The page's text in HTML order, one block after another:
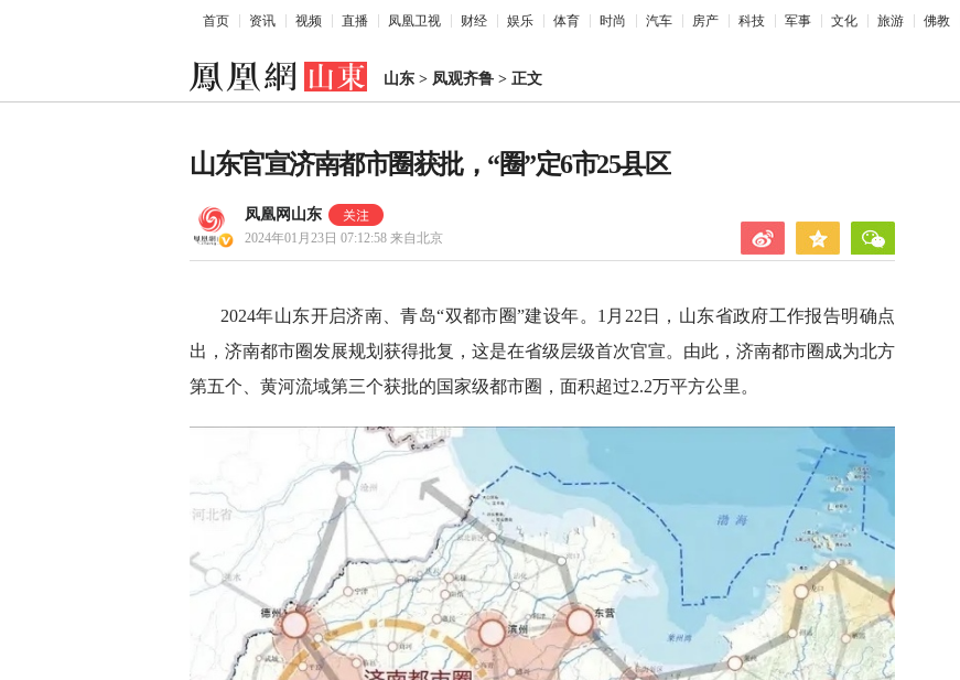
首页 资讯 视频 直播 凤凰卫视 财经 娱乐 体育 时尚 汽车 房产 科技 军事 文化 旅游 佛教
山东 > 凤观齐鲁 > 正文
山东官宣济南都市圈获批，“圈”定6市25县区
凤凰网山东
2024年01月23日 07:12:58 来自北京
2024年山东开启济南、青岛“双都市圈”建设年。1月22日，山东省政府工作报告明确点
出，济南都市圈发展规划获得批复，这是在省级层级首次官宣。由此，济南都市圈成为北方
第五个、黄河流域第三个获批的国家级都市圈，面积超过2.2万平方公里。